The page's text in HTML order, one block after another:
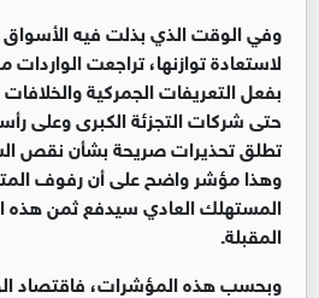
وفي الوقت الذي بذلت فيه الأسواق
بفعل التعريفات الجمركية والخلافات
حتى شركات التجزئة الكبرى وعلى
تطلق تحذيرات صريحة بشأن نقص
وهذا مؤشر واضح على أن رفوف
المستهلك العادي سيدفع ثمن هذه
المقبلة.
وبحسب هذه المؤشرات، فاقتصاد